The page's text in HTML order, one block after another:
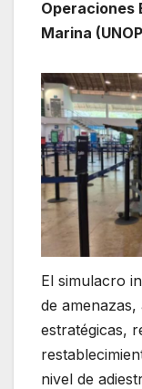
Operaciones
Marina
El simulacro
de
estratégicas,
nivel de